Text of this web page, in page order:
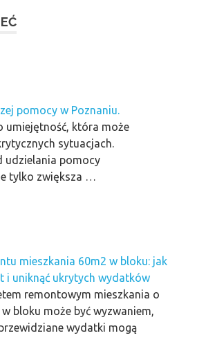
pomocy w Poznaniu.
umiejętność, która może
sytuacjach.
udzielania pomocy
tylko zwiększa …
mieszkania 60m2 w bloku: jak
i uniknąć ukrytych wydatków
remontowym mieszkania o
bloku może być wyzwaniem,
wydatki mogą